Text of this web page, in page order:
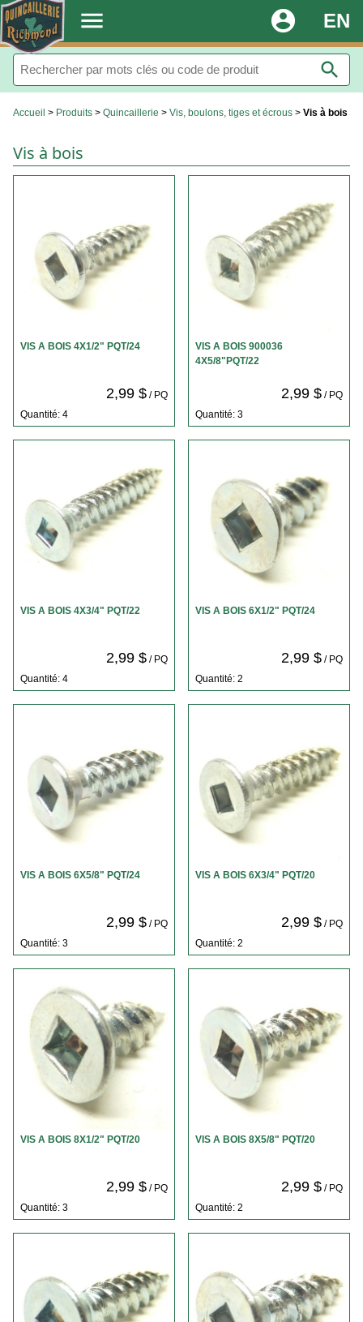
. menu EN
account_circle
search
Accueil > Produits > Quincaillerie > Vis, boulons, tiges et écrous > Vis à bois
Vis à bois
VIS A BOIS 4X1/2" PQT/24
2,99 $/ PQ
Quantité: 4
VIS A BOIS 900036
4X5/8"PQT/22
2,99 $/ PQ
Quantité: 3
VIS A BOIS 4X3/4" PQT/22
2,99 $/ PQ
Quantité: 4
VIS A BOIS 6X1/2" PQT/24
2,99 $/ PQ
Quantité: 2
VIS A BOIS 6X5/8" PQT/24
2,99 $/ PQ
Quantité: 3
VIS A BOIS 6X3/4" PQT/20
2,99 $/ PQ
Quantité: 2
VIS A BOIS 8X1/2" PQT/20
2,99 $/ PQ
Quantité: 3
VIS A BOIS 8X5/8" PQT/20
2,99 $/ PQ
Quantité: 2